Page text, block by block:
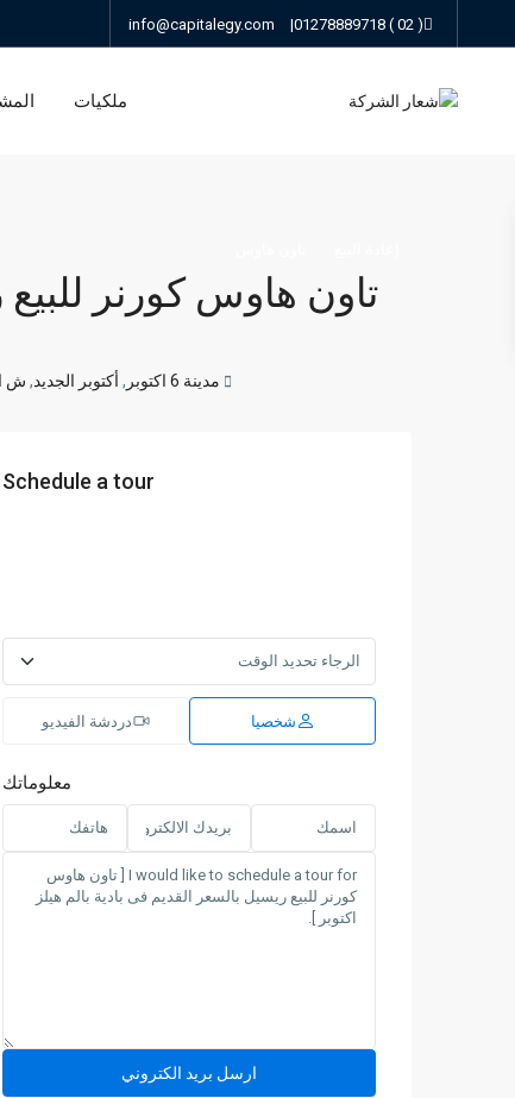
( 02 ) 01278889718
|
info@capitalegy.com
ملكيات
تاون هاوس كورنر للبيع
مدينة 6 اكتوبر , أكتوبر الجديد, ش
Schedule a tour
شخصيا دردشة الفيديو
معلوماتك